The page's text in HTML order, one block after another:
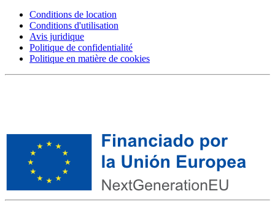
Conditions de location
Conditions d'utilisation
Avis juridique
Politique de confidentialité
Politique en matière de cookies